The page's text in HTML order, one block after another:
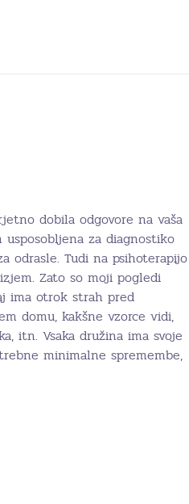
dobila odgovore na vaša
za diagnostiko
odrasle. Tudi na psihoterapijo
Zato so moji pogledi
ima otrok strah pred
domu, kakšne vzorce vidi,
itn. Vsaka družina ima svoje
minimalne spremembe,